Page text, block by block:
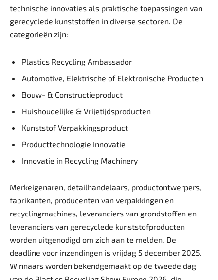
technische innovaties als praktische toepassingen van
gerecyclede kunststoffen in diverse sectoren. De
categorieën zijn:
Plastics Recycling Ambassador
Automotive, Elektrische of Elektronische Producten
Bouw- & Constructieproduct
Huishoudelijke & Vrijetijdsproducten
Kunststof Verpakkingsproduct
Producttechnologie Innovatie
Innovatie in Recycling Machinery
Merkeigenaren, detailhandelaars, productontwerpers,
fabrikanten, producenten van verpakkingen en
recyclingmachines, leveranciers van grondstoffen en
leveranciers van gerecyclede kunststofproducten
worden uitgenodigd om zich aan te melden. De
deadline voor inzendingen is vrijdag 5 december 2025.
Winnaars worden bekendgemaakt op de tweede dag